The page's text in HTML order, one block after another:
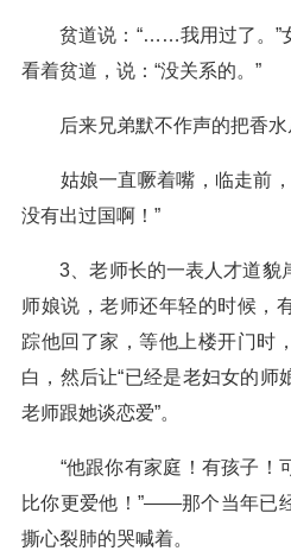
贫道说：“……我用过了。”
看着贫道，说：“没关系的。”
后来兄弟默不作声的把香水
姑娘一直噘着嘴，临走前，
没有出过国啊！”
3、老师长的一表人才道貌岸
师娘说，老师还年轻的时候，
踪他回了家，等他上楼开门时
白，然后让“已经是老妇女的师
老师跟她谈恋爱”。
“他跟你有家庭！有孩子！
比你更爱他！”——那个当年已
撕心裂肺的哭喊着。